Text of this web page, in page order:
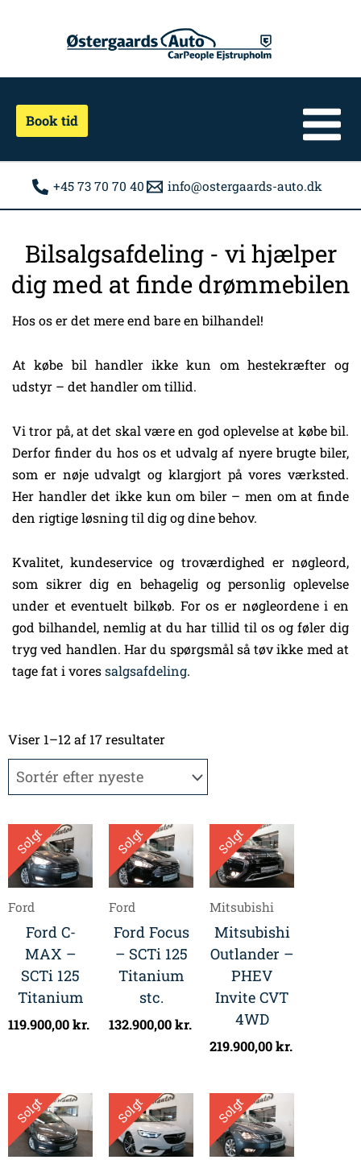
Book tid
+45 73 70 70 40 info@ostergaards-auto.dk
Bilsalgsafdeling - vi hjælper
dig med at finde drømmebilen
Hos os er det mere end bare en bilhandel!
At købe bil handler ikke kun om hestekræfter og
udstyr – det handler om tillid.
Vi tror på, at det skal være en god oplevelse at købe bil.
Derfor finder du hos os et udvalg af nyere brugte biler,
som er nøje udvalgt og klargjort på vores værksted.
Her handler det ikke kun om biler – men om at finde
den rigtige løsning til dig og dine behov.
Kvalitet, kundeservice og troværdighed er nøgleord,
som sikrer dig en behagelig og personlig oplevelse
under et eventuelt bilkøb. For os er nøgleordene i en
god bilhandel, nemlig at du har tillid til os og føler dig
tryg ved handlen. Har du spørgsmål så tøv ikke med at
tage fat i voressalgsafdeling.
Viser 1–12 af 17 resultaterefter
Solgt
Ford
Ford C-
MAX –
SCTi 125
Titanium
119.900,00kr.
Solgt
Ford
Ford Focus
– SCTi 125
Titanium
stc.
132.900,00kr.
Solgt
Mitsubishi
Mitsubishi
Outlander –
PHEV
Invite CVT
4WD
219.900,00kr.
Solgt Solgt Solgt